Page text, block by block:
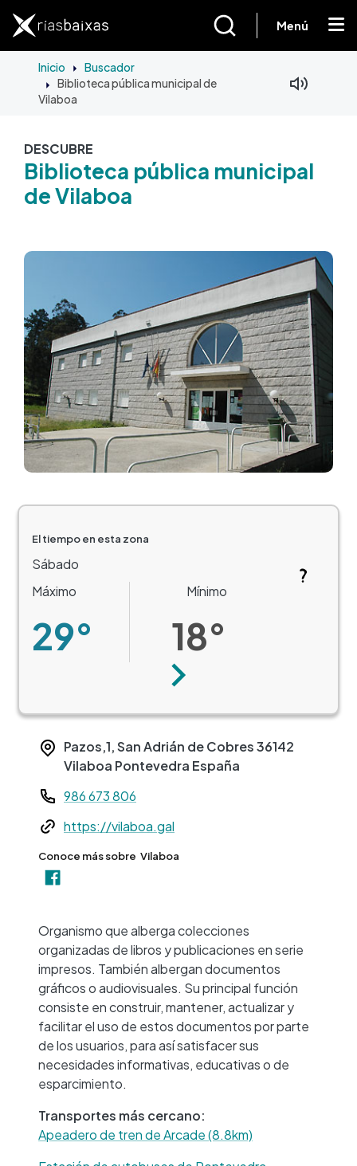
Menú
Inicio Buscador
Biblioteca pública municipal de
Vilaboa
DESCUBRE
Biblioteca pública municipal
de Vilaboa
Imagen
El tiempo en esta zona
Sábado
Máximo
29°
Mínimo
18°
Siguiente
Pazos,1, San Adrián de Cobres36142
Vilaboa Pontevedra España
Teléfono
986 673 806
Webhttps://vilaboa.gal
Conoce más sobre Vilaboa
Organismo que alberga colecciones
organizadas de libros y publicaciones en serie
impresos. También albergan documentos
gráficos o audiovisuales. Su principal función
consiste en construir, mantener, actualizar y
facilitar el uso de estos documentos por parte
de los usuarios, para así satisfacer sus
necesidades informativas, educativas o de
esparcimiento.
Transportes más cercano:
Apeadero de tren de Arcade (8.8km)